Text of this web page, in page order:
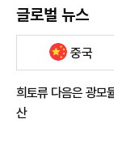
글로벌 뉴스
중국
희토류 다음은 광모
산